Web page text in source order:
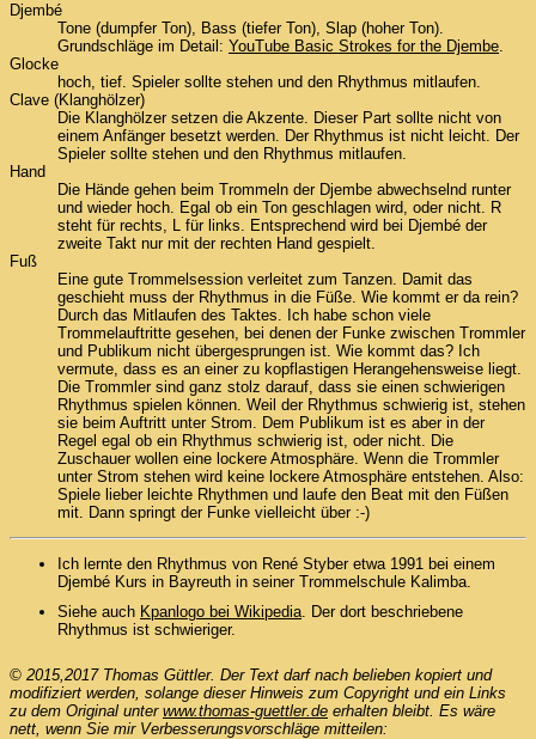
Djembé
Tone (dumpfer Ton), Bass (tiefer Ton), Slap (hoher Ton).
Grundschläge im Detail: YouTube Basic Strokes for the Djembe.
Glocke
hoch, tief. Spieler sollte stehen und den Rhythmus mitlaufen.
Clave (Klanghölzer)
Die Klanghölzer setzen die Akzente. Dieser Part sollte nicht von
einem Anfänger besetzt werden. Der Rhythmus ist nicht leicht. Der
Spieler sollte stehen und den Rhythmus mitlaufen.
Hand
Die Hände gehen beim Trommeln der Djembe abwechselnd runter
und wieder hoch. Egal ob ein Ton geschlagen wird, oder nicht. R
steht für rechts, L für links. Entsprechend wird bei Djembé der
zweite Takt nur mit der rechten Hand gespielt.
Fuß
Eine gute Trommelsession verleitet zum Tanzen. Damit das
geschieht muss der Rhythmus in die Füße. Wie kommt er da rein?
Durch das Mitlaufen des Taktes. Ich habe schon viele
Trommelauftritte gesehen, bei denen der Funke zwischen Trommler
und Publikum nicht übergesprungen ist. Wie kommt das? Ich
vermute, dass es an einer zu kopflastigen Herangehensweise liegt.
Die Trommler sind ganz stolz darauf, dass sie einen schwierigen
Rhythmus spielen können. Weil der Rhythmus schwierig ist, stehen
sie beim Auftritt unter Strom. Dem Publikum ist es aber in der
Regel egal ob ein Rhythmus schwierig ist, oder nicht. Die
Zuschauer wollen eine lockere Atmosphäre. Wenn die Trommler
unter Strom stehen wird keine lockere Atmosphäre entstehen. Also:
Spiele lieber leichte Rhythmen und laufe den Beat mit den Füßen
mit. Dann springt der Funke vielleicht über :-)
Ich lernte den Rhythmus von René Styber etwa 1991 bei einem
Djembé Kurs in Bayreuth in seiner Trommelschule Kalimba.
Siehe auch Kpanlogo bei Wikipedia. Der dort beschriebene
Rhythmus ist schwieriger.
© 2015,2017 Thomas Güttler. Der Text darf nach belieben kopiert und
modifiziert werden, solange dieser Hinweis zum Copyright und ein Links
zu dem Original unter www.thomas-guettler.de erhalten bleibt. Es wäre
nett, wenn Sie mir Verbesserungsvorschläge mitteilen: